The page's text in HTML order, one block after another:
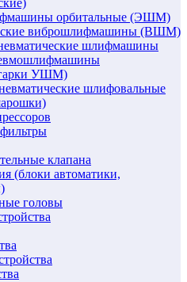
орбитальные (ЭШМ)
виброшлифмашины (ВШМ)
шлифмашины
УШМ)
шлифовальные
клапана
(блоки автоматики,
головы